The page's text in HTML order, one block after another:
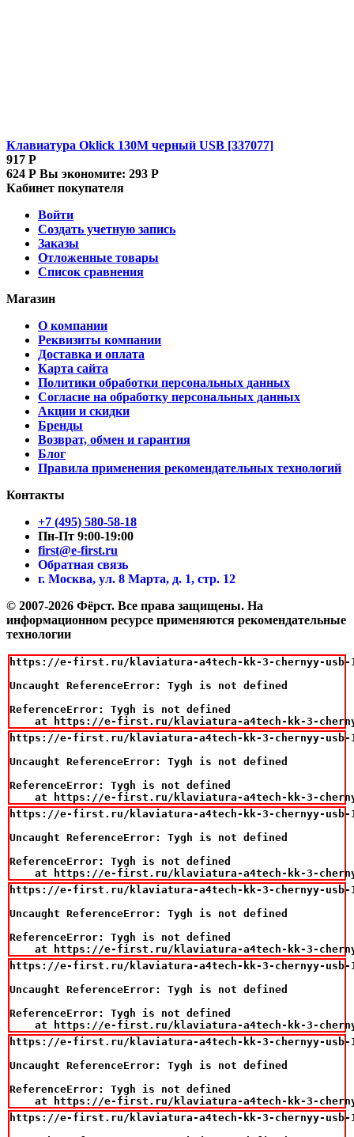
Клавиатура Oklick 130M черный USB [337077]
917 Р
624 Р Вы экономите: 293 Р
Кабинет покупателя
Войти
Создать учетную запись
Заказы
Отложенные товары
Список сравнения
Магазин
О компании
Реквизиты компании
Доставка и оплата
Карта сайта
Политики обработки персональных данных
Согласие на обработку персональных данных
Акции и скидки
Бренды
Возврат, обмен и гарантия
Блог
Правила применения рекомендательных технологий
Контакты
+7 (495) 580-58-18
Пн-Пт 9:00-19:00
first@e-first.ru
Обратная связь
г. Москва, ул. 8 Марта, д. 1, стр. 12
© 2007-2026 Фёрст. Все права защищены. На
информационном ресурсе применяются рекомендательные
технологии
https://e-first.ru/klaviatura-a4tech-kk-3-chernyy-usb-
Uncaught ReferenceError: Tygh is not defined
ReferenceError: Tygh is not defined
at https://e-first.ru/klaviatura-a4tech-kk-3-
https://e-first.ru/klaviatura-a4tech-kk-3-chernyy-usb-
Uncaught ReferenceError: Tygh is not defined
ReferenceError: Tygh is not defined
at https://e-first.ru/klaviatura-a4tech-kk-3-
https://e-first.ru/klaviatura-a4tech-kk-3-chernyy-usb-
Uncaught ReferenceError: Tygh is not defined
ReferenceError: Tygh is not defined
at https://e-first.ru/klaviatura-a4tech-kk-3-
https://e-first.ru/klaviatura-a4tech-kk-3-chernyy-usb-
Uncaught ReferenceError: Tygh is not defined
ReferenceError: Tygh is not defined
at https://e-first.ru/klaviatura-a4tech-kk-3-
https://e-first.ru/klaviatura-a4tech-kk-3-chernyy-usb-
Uncaught ReferenceError: Tygh is not defined
ReferenceError: Tygh is not defined
at https://e-first.ru/klaviatura-a4tech-kk-3-
https://e-first.ru/klaviatura-a4tech-kk-3-chernyy-usb-
Uncaught ReferenceError: Tygh is not defined
ReferenceError: Tygh is not defined
at https://e-first.ru/klaviatura-a4tech-kk-3-
https://e-first.ru/klaviatura-a4tech-kk-3-chernyy-usb-